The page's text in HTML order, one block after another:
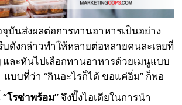
บันส่งผลต่อการทานอาหารเป็นอย่าง
บดังกล่าวทำให้หลายต่อหลายคนละเลยที่
ละหันไปเลือกทานอาหารด้วยเมนูแบบ
บบที่ว่า “กินอะไรก็ได้ ขอแค่อิ่ม” ก็พอ
“โรซ่าพร้อม”จึงปิ๊งไอเดียในการนำ